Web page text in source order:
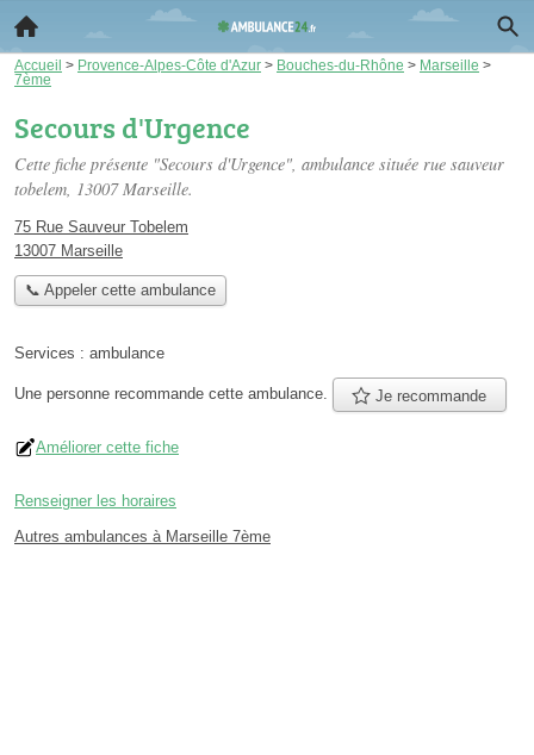
Accueil > Provence-Alpes-Côte d'Azur > Bouches-du-Rhône > Marseille >
7ème
Secours d'Urgence
Cette fiche présente "Secours d'Urgence", ambulance située rue sauveur
tobelem, 13007 Marseille.
75 Rue Sauveur Tobelem
13007 Marseille
📞 Appeler cette ambulance
Services : ambulance
Une personne recommande cette ambulance. Je recommande
Améliorer cette fiche
Renseigner les horaires
Autres ambulances à Marseille 7ème